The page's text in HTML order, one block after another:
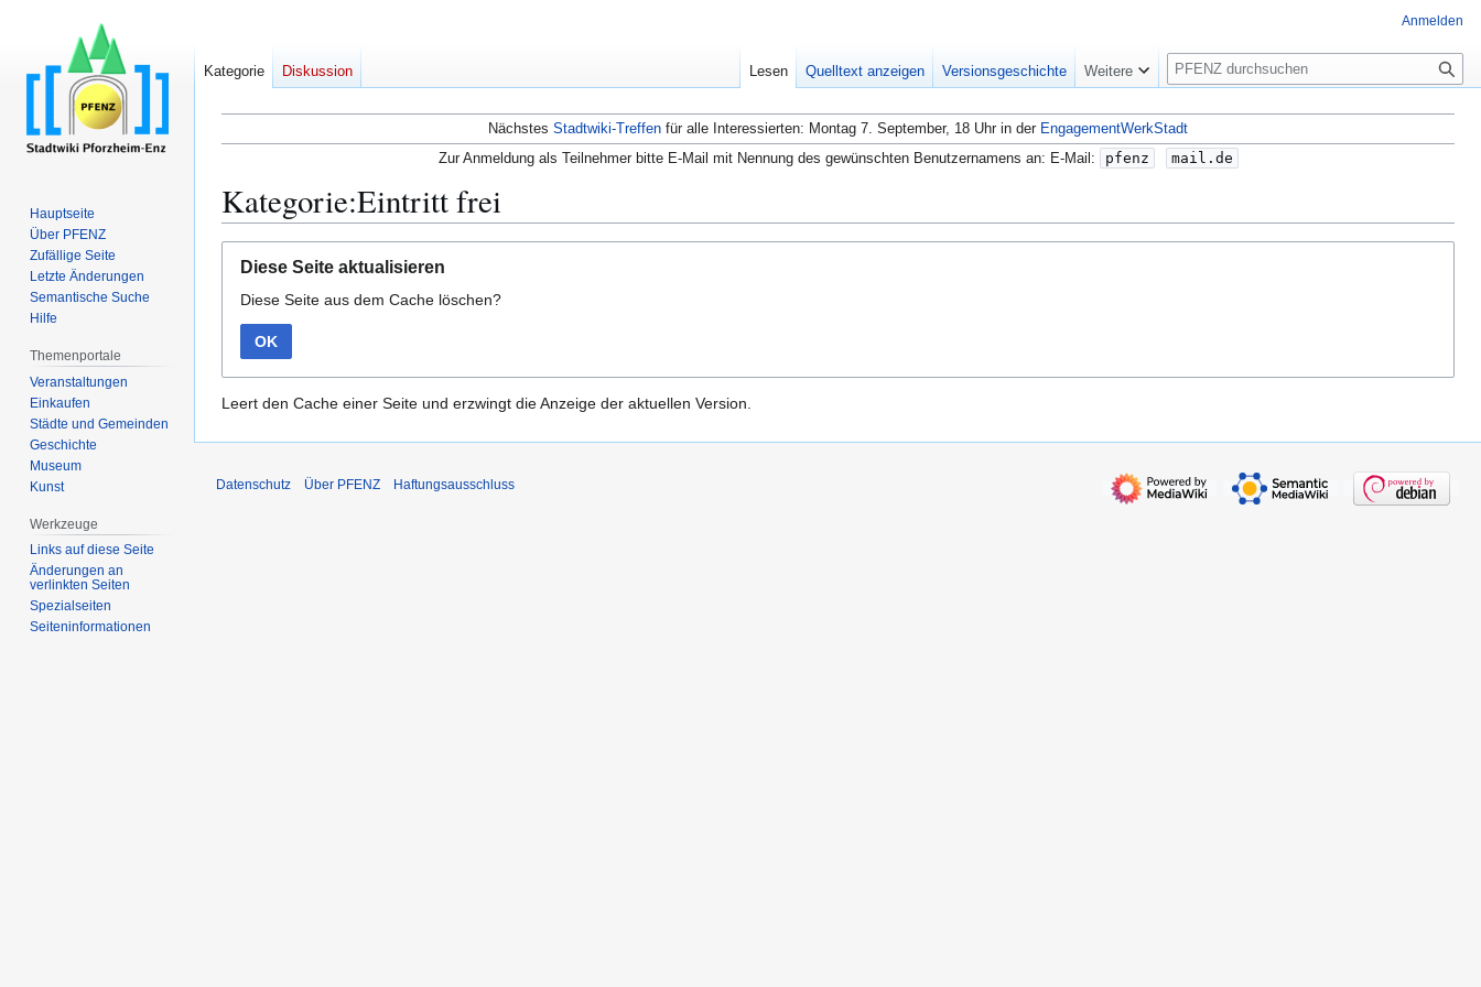
Nächstes Stadtwiki-Treffen für alle Interessierten: Montag 7. September, 18 Uhr in der EngagementWerkStadt
Zur Anmeldung als Teilnehmer bitte E-Mail mit Nennung des gewünschten Benutzernamens an: E-Mail:
pfenz mail.de
Kategorie:Eintritt frei
Navigation
springen
Suche
springen
Diese Seite aktualisieren
Diese Seite aus dem Cache löschen?
OK
Leert den Cache einer Seite und erzwingt die Anzeige der aktuellen Version.
Anmelden
Kategorie Diskussion Lesen Quelltext anzeigen Versionsgeschichte Weitere
S
u
c
h
e
Hauptseite
Über PFENZ
Zufällige Seite
Letzte Änderungen
Semantische Suche
Hilfe
Themenportale
Veranstaltungen
Einkaufen
Städte und Gemeinden
Geschichte
Museum
Kunst
Werkzeuge
Links auf diese Seite
Änderungen an
verlinkten Seiten
Spezialseiten
Seiten­­informationen
Datenschutz Über PFENZ Haftungsausschluss